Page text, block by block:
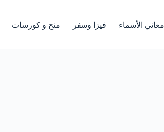
معاني الأسماء فيزا وسفر منح و كورسات